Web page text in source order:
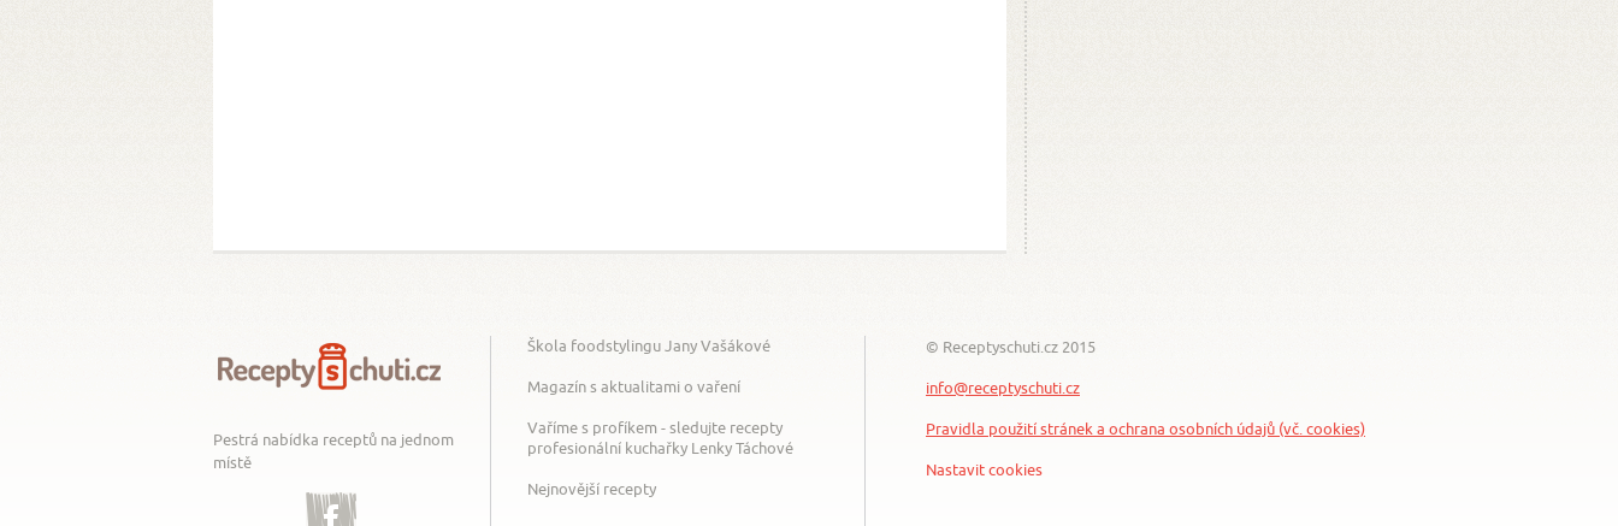
Pestrá nabídka receptů na jednom
místě
Facebook
Škola foodstylingu Jany Vašákové
Magazín s aktualitami o vaření
Vaříme s profíkem - sledujte recepty
profesionální kuchařky Lenky Táchové
Nejnovější recepty
© Receptyschuti.cz 2015
info@receptyschuti.cz
Pravidla použití stránek a ochrana osobních údajů (vč. cookies)
Nastavit cookies